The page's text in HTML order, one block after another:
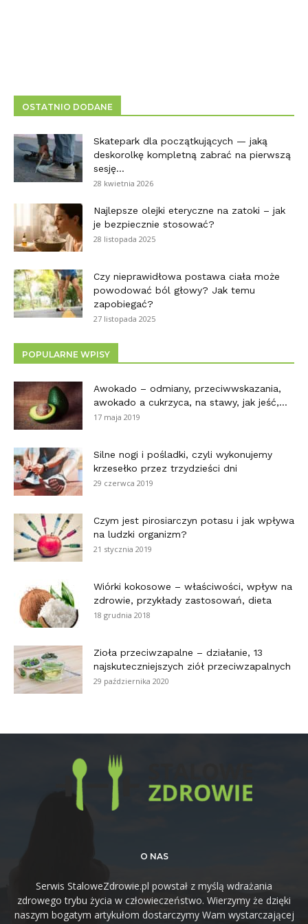
OSTATNIO DODANE
Skatepark dla początkujących — jaką
deskorolkę kompletną zabrać na pierwszą
sesję...
28 kwietnia 2026
Najlepsze olejki eteryczne na zatoki – jak
je bezpiecznie stosować?
28 listopada 2025
Czy nieprawidłowa postawa ciała może
powodować ból głowy? Jak temu
zapobiegać?
27 listopada 2025
POPULARNE WPISY
Awokado – odmiany, przeciwwskazania,
awokado a cukrzyca, na stawy, jak jeść,...
17 maja 2019
Silne nogi i pośladki, czyli wykonujemy
krzesełko przez trzydzieści dni
29 czerwca 2019
Czym jest pirosiarczyn potasu i jak wpływa
na ludzki organizm?
21 stycznia 2019
Wiórki kokosowe – właściwości, wpływ na
zdrowie, przykłady zastosowań, dieta
18 grudnia 2018
Zioła przeciwzapalne – działanie, 13
najskuteczniejszych ziół przeciwzapalnych
29 października 2020
O NAS
Serwis StaloweZdrowie.pl powstał z myślą wdrażania
zdrowego trybu życia w człowieczeństwo. Wierzymy że dzięki
naszym bogatym artykułom dostarczymy Wam wystarczającej